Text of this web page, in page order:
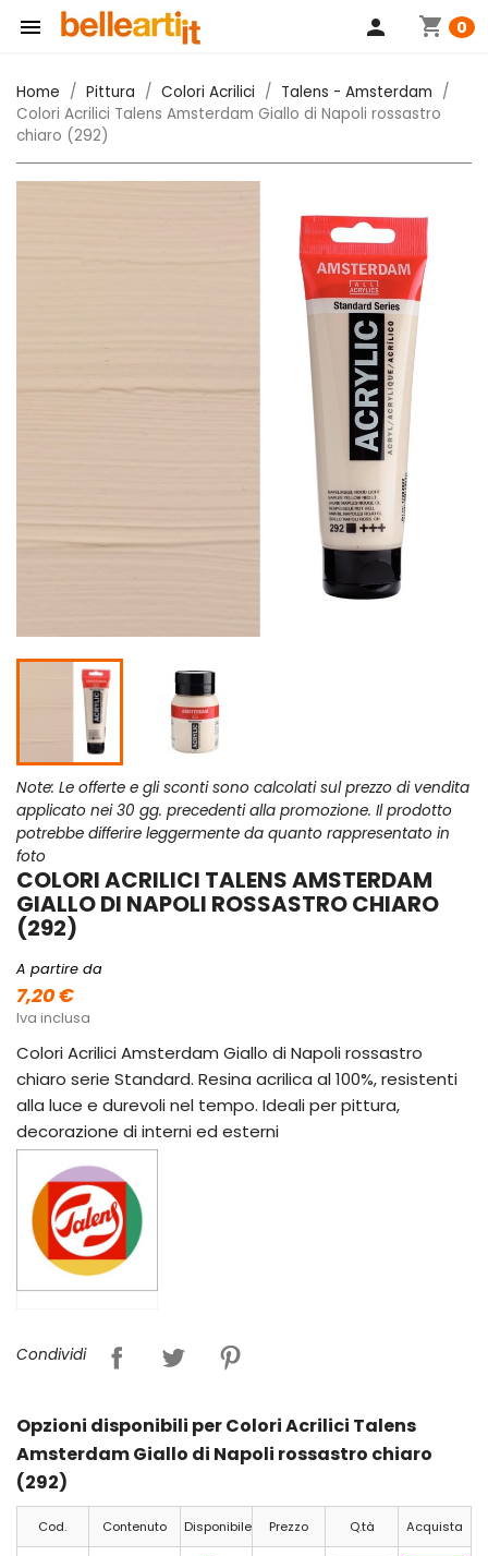
 shopping_cart 0
person
Home Pittura Colori Acrilici
Talens - Amsterdam
Colori Acrilici Talens Amsterdam Giallo di Napoli rossastro
chiaro (292)
Note: Le offerte e gli sconti sono calcolati sul prezzo di vendita
applicato nei 30 gg. precedenti alla promozione. Il prodotto
potrebbe differire leggermente da quanto rappresentato in
foto
COLORI ACRILICI TALENS AMSTERDAM
GIALLO DI NAPOLI ROSSASTRO CHIARO
(292)
A partire da
7,20 €
Iva inclusa
Colori Acrilici Amsterdam Giallo di Napoli rossastro
chiaro serie Standard. Resina acrilica al 100%, resistenti
alla luce e durevoli nel tempo. Ideali per pittura,
decorazione di interni ed esterni
Condividi
Opzioni disponibili per Colori Acrilici Talens
Amsterdam Giallo di Napoli rossastro chiaro
(292)
Cod. Contenuto Disponibile Prezzo Q.tà Acquista